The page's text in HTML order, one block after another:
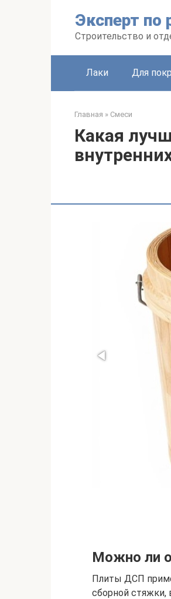
Эксперт по
Строительство и
Лаки Для
Главная » Смеси
Какая
Можно ли
Плиты ДСП
сборной стяжки,